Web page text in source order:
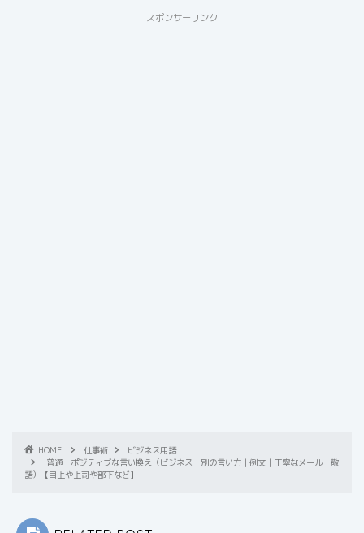
スポンサーリンク
HOME 仕事術
ビジネス用語
普通｜ポジティブな言い換え（ビジネス｜別の言い方｜例文｜丁寧なメール｜敬
語）【目上や上司や部下など】